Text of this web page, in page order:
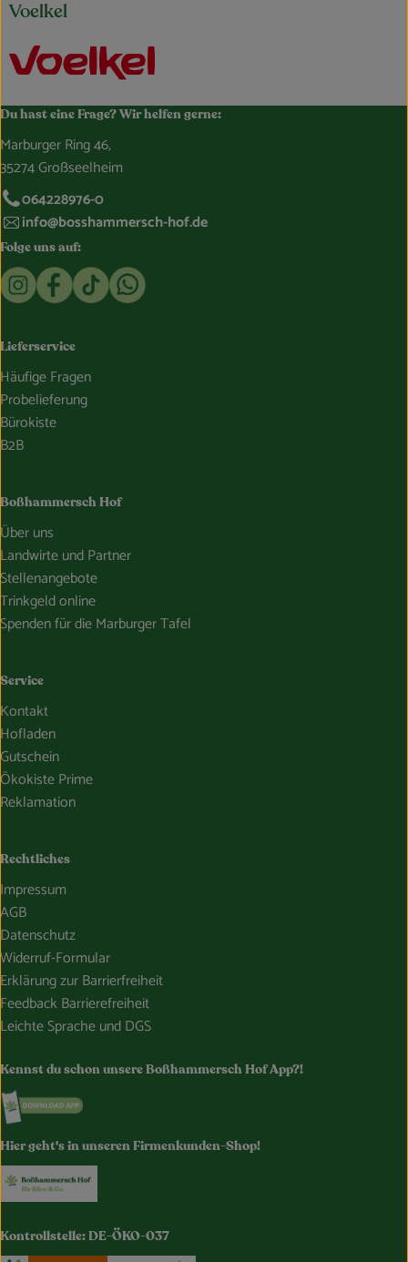
Voelkel
Du hast eine Frage? Wir helfen gerne:
Marburger Ring 46,
35274 Großseelheim
064228976-0
info@bosshammersch-hof.de
Folge uns auf:
Externer Link zu https://www.instagram.com/
Externer Link zu https://www.facebook.com/
Externer Link zu https://www.tiktok.com/
Externer Link zu https://whatsapp.com/
Lieferservice
Häufige Fragen
Probelieferung
Bürokiste
B2B
Boßhammersch Hof
Über uns
Landwirte und Partner
Stellenangebote
Trinkgeld online
Spenden für die Marburger Tafel
Service
Kontakt
Hofladen
Gutschein
Ökokiste Prime
Reklamation
Rechtliches
Impressum
AGB
Datenschutz
Widerruf-Formular
Erklärung zur Barrierfreiheit
Feedback Barrierefreiheit
Leichte Sprache und DGS
Kennst du schon unsere Boßhammersch Hof App?!
Externer Link zu https://www.bosshammersch-
Hier geht's in unseren Firmenkunden-Shop!
Kontrollstelle: DE-ÖKO-037